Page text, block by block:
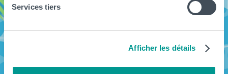
Services tiers
Afficher les détails